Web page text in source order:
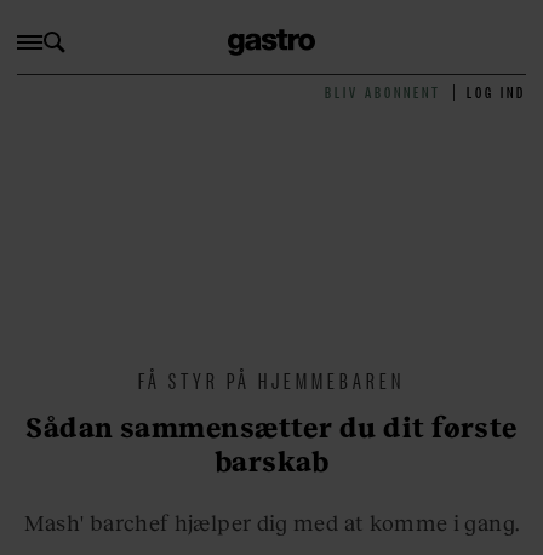
BLIV ABONNENT LOG IND
FÅ STYR PÅ HJEMMEBAREN
Sådan sammensætter du dit første
barskab
Mash' barchef hjælper dig med at komme i gang.